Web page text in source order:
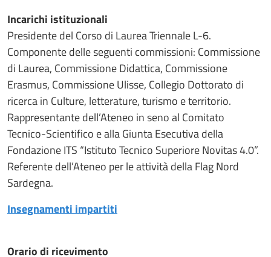
Incarichi istituzionali
Presidente del Corso di Laurea Triennale L-6.
Componente delle seguenti commissioni: Commissione
di Laurea, Commissione Didattica, Commissione
Erasmus, Commissione Ulisse, Collegio Dottorato di
ricerca in Culture, letterature, turismo e territorio.
Rappresentante dell’Ateneo in seno al Comitato
Tecnico-Scientifico e alla Giunta Esecutiva della
Fondazione ITS “Istituto Tecnico Superiore Novitas 4.0”.
Referente dell’Ateneo per le attività della Flag Nord
Sardegna.
Insegnamenti impartiti
Orario di ricevimento